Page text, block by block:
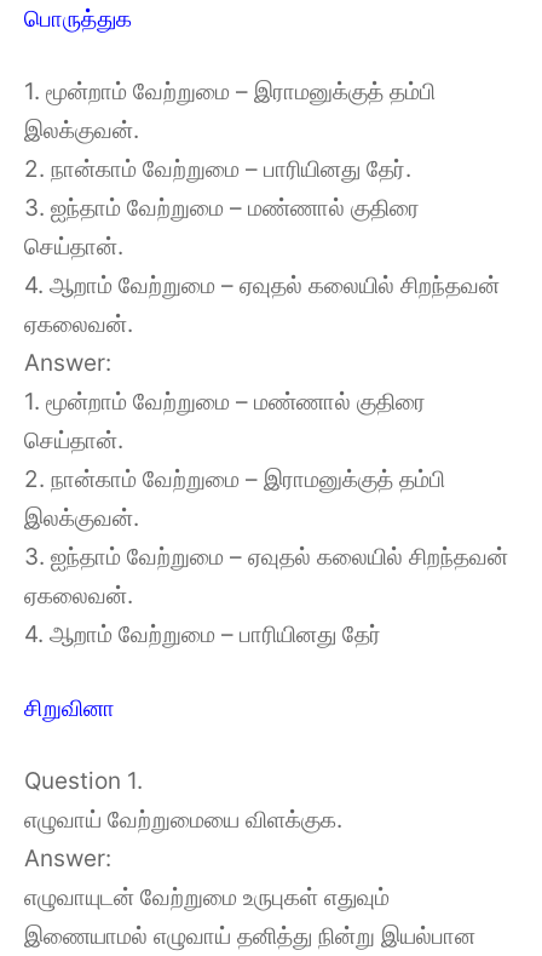
பொருத்துக
1. மூன்றாம் வேற்றுமை – இராமனுக்குத் தம்பி
இலக்குவன்.
2. நான்காம் வேற்றுமை – பாரியினது தேர்.
3. ஐந்தாம் வேற்றுமை – மண்ணால் குதிரை
செய்தான்.
4. ஆறாம் வேற்றுமை – ஏவுதல் கலையில் சிறந்தவன்
ஏகலைவன்.
Answer:
1. மூன்றாம் வேற்றுமை – மண்ணால் குதிரை
செய்தான்.
2. நான்காம் வேற்றுமை – இராமனுக்குத் தம்பி
இலக்குவன்.
3. ஐந்தாம் வேற்றுமை – ஏவுதல் கலையில் சிறந்தவன்
ஏகலைவன்.
4. ஆறாம் வேற்றுமை – பாரியினது தேர்
சிறுவினா
Question 1.
எழுவாய் வேற்றுமையை விளக்குக.
Answer:
எழுவாயுடன் வேற்றுமை உருபுகள் எதுவும்
இணையாமல் எழுவாய் தனித்து நின்று இயல்பான